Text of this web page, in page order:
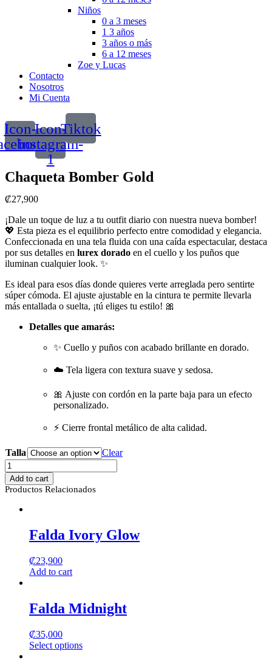
Niños
0 a 3 meses
1 3 años
3 años o más
6 a 12 meses
Zoe y Lucas
Contacto
Nosotros
Mi Cuenta
Icon-Icon-
instagram-
1
Tiktok
Chaqueta Bomber Gold
₡27,900
¡Dale un toque de luz a tu outfit diario con nuestra nueva bomber!
💖 Esta pieza es el equilibrio perfecto entre comodidad y elegancia.
Confeccionada en una tela fluida con una caída espectacular, destaca
por sus detalles en lurex dorado en el cuello y los puños que
iluminan cualquier look. ✨
Es ideal para esos días donde quieres verte arreglada pero sentirte
súper cómoda. El ajuste ajustable en la cintura te permite llevarla
más entallada o suelta, ¡tú eliges tu estilo! 🎀
Detalles que amarás:
✨ Cuello y puños con acabado brillante en dorado.
☁️ Tela ligera con textura suave y sedosa.
🎀 Ajuste con cordón en la parte baja para un efecto
personalizado.
⚡ Cierre frontal metálico de alta calidad.
Talla
Clear
Chaqueta
Bomber
Gold
Add to cart
Productos Relacionados
Falda Ivory Glow
₡23,900
Add to cart
Falda Midnight
₡35,000
Select options